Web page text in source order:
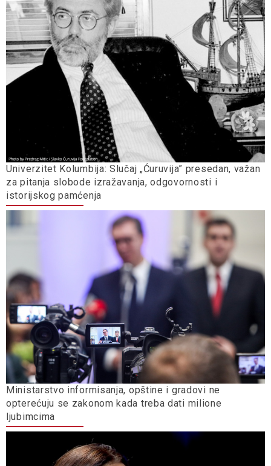
Univerzitet Kolumbija: Slučaj „Ćuruvija” presedan, važan
za pitanja slobode izražavanja, odgovornosti i
istorijskog pamćenja
Ministarstvo informisanja, opštine i gradovi ne
opterećuju se zakonom kada treba dati milione
ljubimcima